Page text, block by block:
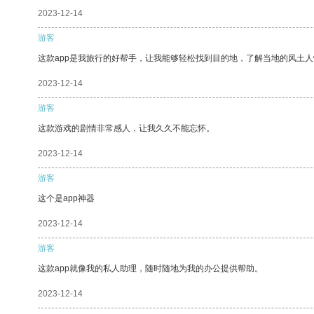
2023-12-14
游客
这款app是我旅行的好帮手，让我能够轻松找到目的地，了解当地的风土
2023-12-14
游客
这款游戏的剧情非常感人，让我久久不能忘怀。
2023-12-14
游客
这个是app神器
2023-12-14
游客
这款app就像我的私人助理，随时随地为我的办公提供帮助。
2023-12-14